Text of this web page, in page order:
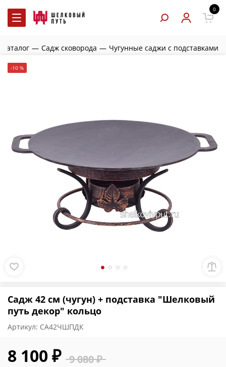
0
Каталог — Садж сковорода — Чугунные саджи с подставками
-10 %
Садж 42 см (чугун) + подставка "Шелковый
путь декор" кольцо
Артикул: СА42ЧШПДК
9 080 ₽
8 100 ₽